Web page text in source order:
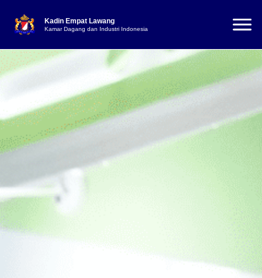
Kadin Empat Lawang
Kamar Dagang dan Industri Indonesia